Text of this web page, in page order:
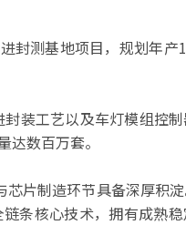
封测基地项目，规划年产
装工艺以及车灯模组控
数百万套。
片制造环节具备深厚积
条核心技术，拥有成熟